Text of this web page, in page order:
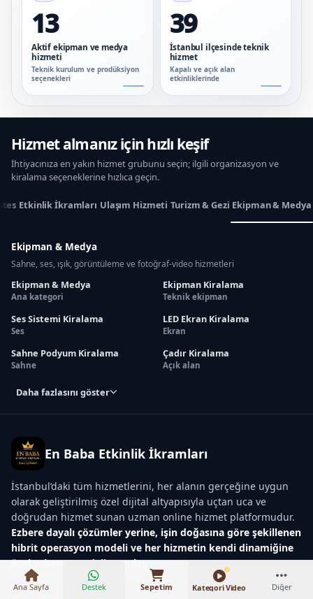
13
Aktif ekipman ve medya
hizmeti
Teknik kurulum ve prodüksiyon
seçenekleri
39
İstanbul ilçesinde teknik
hizmet
Kapalı ve açık alan
etkinliklerinde
Hizmet almanız için hızlı keşif
İhtiyacınıza en yakın hizmet grubunu seçin; ilgili organizasyon ve
kiralama seçeneklerine hızlıca geçin.
Etkinlik İkramları Ulaşım Hizmeti Turizm & Gezi Ekipman & Medya
Ekipman & Medya
Sahne, ses, ışık, görüntüleme ve fotoğraf-video hizmetleri
Ekipman & Medya
Ana kategori
Ekipman Kiralama
Teknik ekipman
Ses Sistemi Kiralama
Ses
LED Ekran Kiralama
Ekran
Sahne Podyum Kiralama
Sahne
Çadır Kiralama
Açık alan
Daha fazlasını göster
En Baba Etkinlik İkramları
İstanbul’daki tüm hizmetlerini, her alanın gerçeğine uygun
olarak geliştirilmiş özel dijital altyapısıyla uçtan uca ve
doğrudan hizmet sunan uzman online hizmet platformudur.
Ezbere dayalı çözümler yerine, işin doğasına göre şekillenen
hibrit operasyon modeli ve her hizmetin kendi dinamiğine
özel çalışma modeli uygular.
₺16.000 – ₺75.000
Ana Sayfa Destek Sepetim Kategori Video Diğer